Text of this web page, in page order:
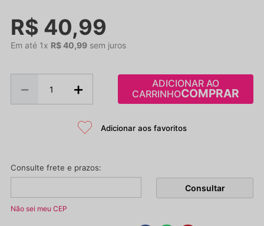
R$ 40,99
Em até 1x R$40,99 sem juros
＋
－
ADICIONAR AO
CARRINHO
Não sei meu CEP